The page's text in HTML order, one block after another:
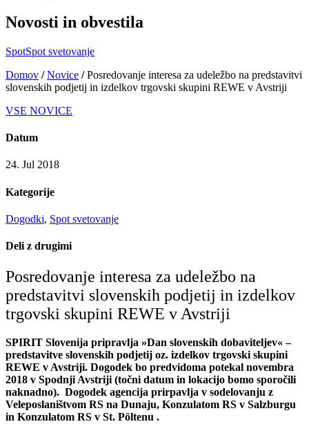
Novosti in obvestila
SpotSpot svetovanje
Domov / Novice / Posredovanje interesa za udeležbo na predstavitvi
slovenskih podjetij in izdelkov trgovski skupini REWE v Avstriji
VSE NOVICE
Datum
24. Jul 2018
Kategorije
Dogodki, Spot svetovanje
Deli z drugimi
Posredovanje interesa za udeležbo na
predstavitvi slovenskih podjetij in izdelkov
trgovski skupini REWE v Avstriji
SPIRIT Slovenija pripravlja »Dan slovenskih dobaviteljev« –
predstavitve slovenskih podjetij oz. izdelkov trgovski skupini
REWE v Avstriji. Dogodek bo predvidoma potekal novembra
2018 v Spodnji Avstriji (točni datum in lokacijo bomo sporočili
naknadno). Dogodek agencija prirpavlja v sodelovanju z
Veleposlaništvom RS na Dunaju, Konzulatom RS v Salzburgu
in Konzulatom RS v St. Pöltenu .